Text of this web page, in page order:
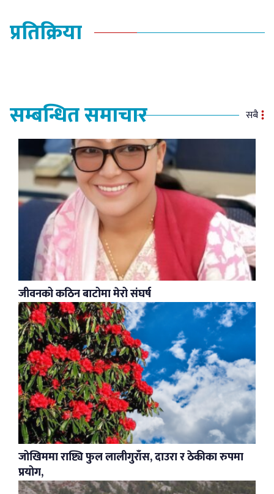
प्रतिक्रिया
सम्बन्धित समाचार सबै
जीवनको कठिन बाटोमा मेरो संघर्ष
जोखिममा राष्ट्यि फुल लालीगुराँस, दाउरा र ठेकीका रुपमा
प्रयोग,